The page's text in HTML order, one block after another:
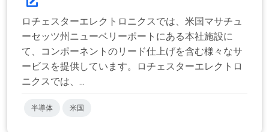
ロチェスターエレクトロニクスでは、米国マサチュ
ーセッツ州ニューベリーポートにある本社施設に
て、コンポーネントのリード仕上げを含む様々なサ
ービスを提供しています。ロチェスターエレクトロ
ニクスでは、...
半導体 米国